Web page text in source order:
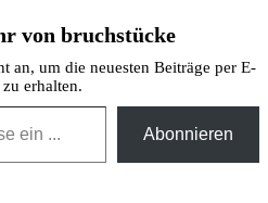
von bruchstücke
an, um die neuesten Beiträge per E-
erhalten.
Abonnieren